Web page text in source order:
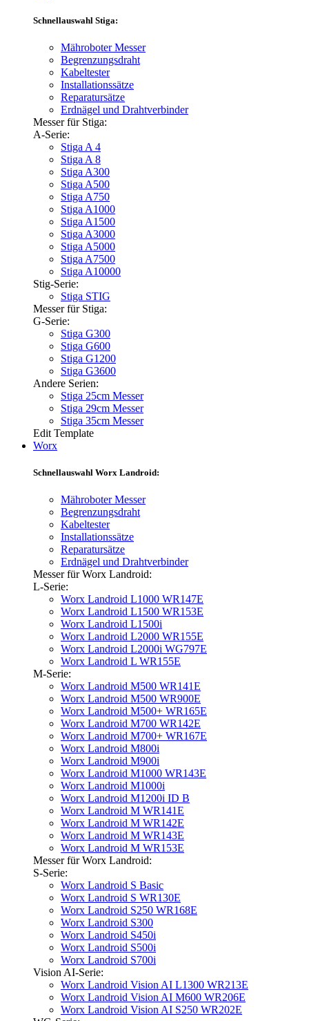
Schnellauswahl Stiga:
Mähroboter Messer
Begrenzungsdraht
Kabeltester
Installationssätze
Reparatursätze
Erdnägel und Drahtverbinder
Messer für Stiga:
A-Serie:
Stiga A 4
Stiga A 8
Stiga A300
Stiga A500
Stiga A750
Stiga A1000
Stiga A1500
Stiga A3000
Stiga A5000
Stiga A7500
Stiga A10000
Stig-Serie:
Stiga STIG
Messer für Stiga:
G-Serie:
Stiga G300
Stiga G600
Stiga G1200
Stiga G3600
Andere Serien:
Stiga 25cm Messer
Stiga 29cm Messer
Stiga 35cm Messer
Edit Template
Worx
Schnellauswahl Worx Landroid:
Mähroboter Messer
Begrenzungsdraht
Kabeltester
Installationssätze
Reparatursätze
Erdnägel und Drahtverbinder
Messer für Worx Landroid:
L-Serie:
Worx Landroid L1000 WR147E
Worx Landroid L1500 WR153E
Worx Landroid L1500i
Worx Landroid L2000 WR155E
Worx Landroid L2000i WG797E
Worx Landroid L WR155E
M-Serie:
Worx Landroid M500 WR141E
Worx Landroid M500 WR900E
Worx Landroid M500+ WR165E
Worx Landroid M700 WR142E
Worx Landroid M700+ WR167E
Worx Landroid M800i
Worx Landroid M900i
Worx Landroid M1000 WR143E
Worx Landroid M1000i
Worx Landroid M1200i ID B
Worx Landroid M WR141E
Worx Landroid M WR142E
Worx Landroid M WR143E
Worx Landroid M WR153E
Messer für Worx Landroid:
S-Serie:
Worx Landroid S Basic
Worx Landroid S WR130E
Worx Landroid S250 WR168E
Worx Landroid S300
Worx Landroid S450i
Worx Landroid S500i
Worx Landroid S700i
Vision AI-Serie:
Worx Landroid Vision AI L1300 WR213E
Worx Landroid Vision AI M600 WR206E
Worx Landroid Vision AI S250 WR202E